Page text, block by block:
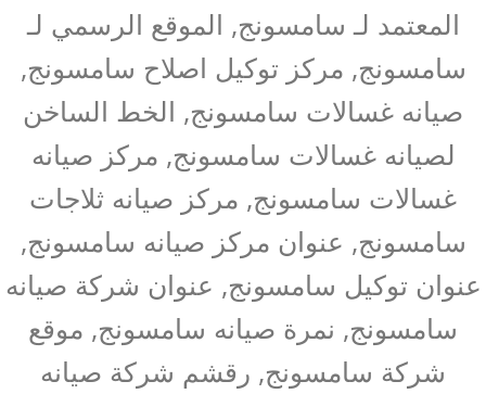
المعتمد لـ سامسونج, الموقع الرسمي لـ
سامسونج, مركز توكيل اصلاح سامسونج,
صيانه غسالات سامسونج, الخط الساخن
لصيانه غسالات سامسونج, مركز صيانه
غسالات سامسونج, مركز صيانه ثلاجات
سامسونج, عنوان مركز صيانه سامسونج,
عنوان توكيل سامسونج, عنوان شركة صيانه
سامسونج, نمرة صيانه سامسونج, موقع
شركة سامسونج, رقشم شركة صيانه